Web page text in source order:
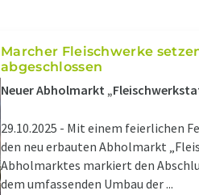
Marcher Fleischwerke
abgeschlossen
Neuer Abholmarkt
29.10.2025 - Mit einem feierlichen
den neu erbauten Abholmarkt
Abholmarktes markiert den
dem umfassenden Umbau der ...